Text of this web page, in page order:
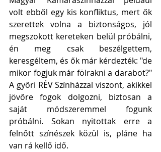
volt ebből egy kis konfliktus, mert ők
szerettek volna a biztonságos, jól
megszokott kereteken belül próbálni,
én meg csak beszélgettem,
keresgéltem, és ők már kérdezték: "de
mikor fogjuk már fölrakni a darabot?"
A győri RÉV Színházzal viszont, akikkel
jövőre fogok dolgozni, biztosan a
saját módszeremmel fogunk
próbálni. Sokan nyitottak erre a
felnőtt színészek közül is, pláne ha
van rá kellő idő.